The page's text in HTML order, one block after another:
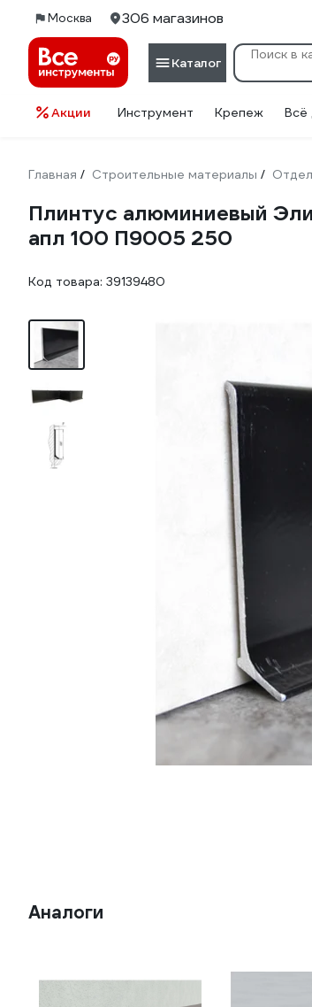
Москва 306 магазинов
Каталог
Акции Инструмент Крепеж Всё
Главная / Строительные материалы /
Плинтус алюминиевый
апл 100 П9005 250
Код товара: 39139480
Аналоги